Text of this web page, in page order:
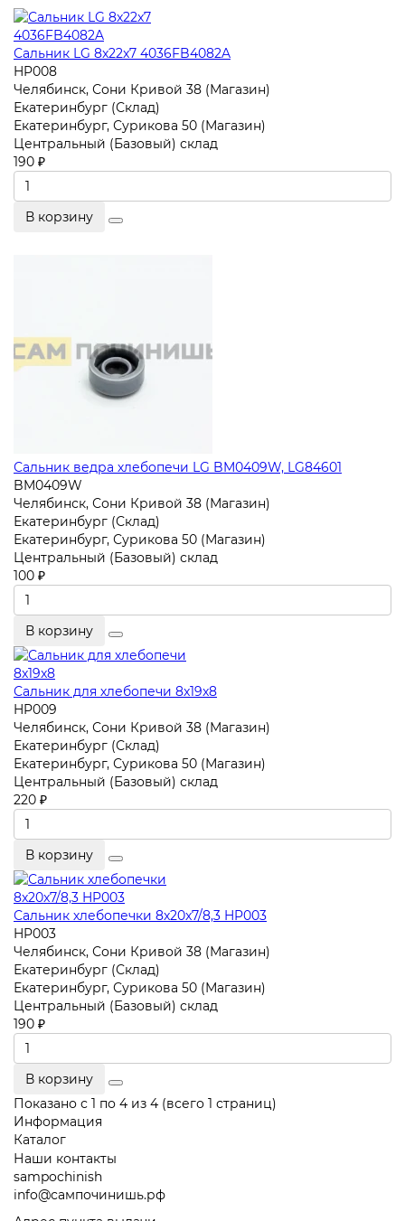
Сальник LG 8x22x7 4036FB4082A
HP008
Челябинск, Сони Кривой 38 (Магазин)
Екатеринбург (Склад)
Екатеринбург, Сурикова 50 (Магазин)
Центральный (Базовый) склад
190 ₽
В корзину
Сальник ведра хлебопечи LG BM0409W, LG84601
BM0409W
Челябинск, Сони Кривой 38 (Магазин)
Екатеринбург (Склад)
Екатеринбург, Сурикова 50 (Магазин)
Центральный (Базовый) склад
100 ₽
В корзину
Сальник для хлебопечи 8x19x8
HP009
Челябинск, Сони Кривой 38 (Магазин)
Екатеринбург (Склад)
Екатеринбург, Сурикова 50 (Магазин)
Центральный (Базовый) склад
220 ₽
В корзину
Сальник хлебопечки 8x20x7/8,3 HP003
HP003
Челябинск, Сони Кривой 38 (Магазин)
Екатеринбург (Склад)
Екатеринбург, Сурикова 50 (Магазин)
Центральный (Базовый) склад
190 ₽
В корзину
Показано с 1 по 4 из 4 (всего 1 страниц)
Информация
Каталог
Наши контакты
sampochinish
info@сампочинишь.рф